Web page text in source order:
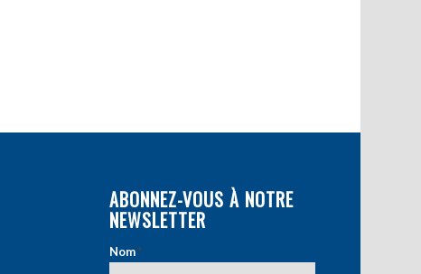
ABONNEZ-VOUS À NOTRE
NEWSLETTER
Nom*